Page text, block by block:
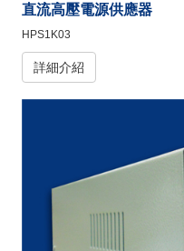
直流高壓電源供應器
HPS1K03
詳細介紹